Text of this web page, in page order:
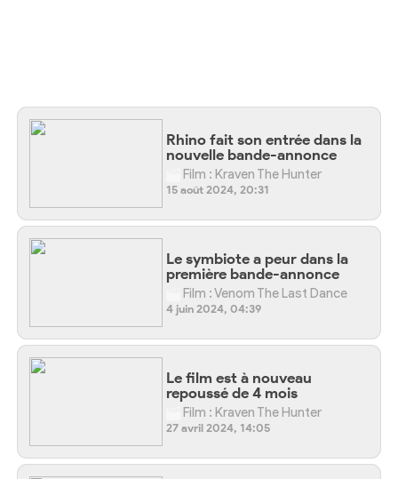
Rhino fait son entrée dans la
nouvelle bande-annonce
Film : Kraven The Hunter
15 août 2024, 20:31
Le symbiote a peur dans la
première bande-annonce
Film : Venom The Last Dance
4 juin 2024, 04:39
Le film est à nouveau
repoussé de 4 mois
Film : Kraven The Hunter
27 avril 2024, 14:05